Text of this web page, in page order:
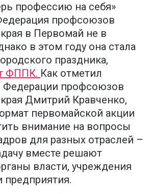
профессию на себя»
профсоюзов
в Первомай не в
в этом году она стала
праздника,
ФППК. Как отметил
Федерации профсоюзов
Дмитрий Кравченко,
первомайской акции
внимание на вопросы
для разных отраслей –
вместе решают
власти, учреждения
предприятия.